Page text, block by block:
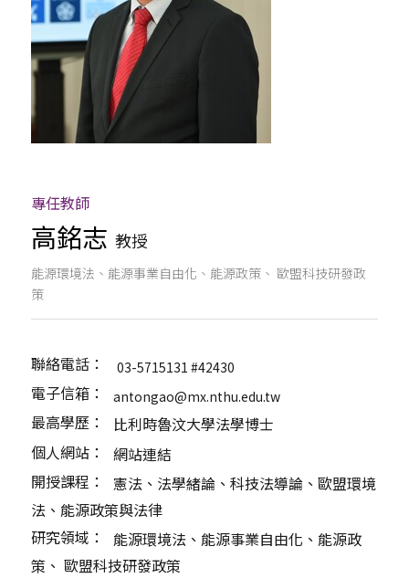
專任教師
高銘志 教授
能源環境法、能源事業自由化、能源政策、 歐盟科技研發政
策
聯絡電話： 03-5715131 #42430
電子信箱： antongao@mx.nthu.edu.tw
最高學歷：
比利時魯汶大學法學博士
個人網站：
網站連結
開授課程：
憲法、法學緒論、科技法導論、歐盟環境
法、能源政策與法律
研究領域：
能源環境法、能源事業自由化、能源政
策、 歐盟科技研發政策